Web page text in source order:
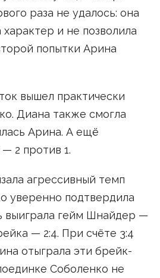
раза не удалось: она
и не позволила
попытки Арина
вышел практически
Диана также смогла
Арина. А ещё
2 против 1.
агрессивный темп
уверенно подтвердила
выиграла гейм Шнайдер —
— 2:4. При счёте 3:4
отыграла эти брейк-
Соболенко не